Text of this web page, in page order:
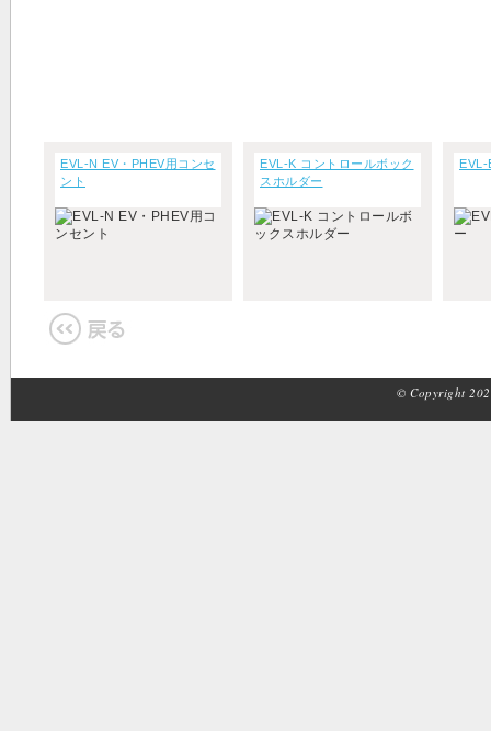
EVL-N EV・PHEV用コンセ
ント
EVL-K コントロールボック
スホルダー
EVL-
© Copyright